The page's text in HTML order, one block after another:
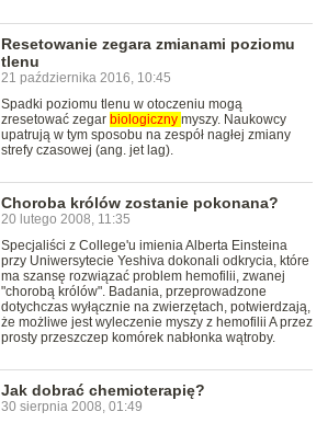
Resetowanie zegara zmianami poziomu
tlenu
21 października 2016, 10:45
Spadki poziomu tlenu w otoczeniu mogą
zresetować zegar biologiczny myszy. Naukowcy
upatrują w tym sposobu na zespół nagłej zmiany
strefy czasowej (ang. jet lag).
Choroba królów zostanie pokonana?
20 lutego 2008, 11:35
Specjaliści z College'u imienia Alberta Einsteina
przy Uniwersytecie Yeshiva dokonali odkrycia, które
ma szansę rozwiązać problem hemofilii, zwanej
"chorobą królów". Badania, przeprowadzone
dotychczas wyłącznie na zwierzętach, potwierdzają,
że możliwe jest wyleczenie myszy z hemofilii A przez
prosty przeszczep komórek nabłonka wątroby.
Jak dobrać chemioterapię?
30 sierpnia 2008, 01:49